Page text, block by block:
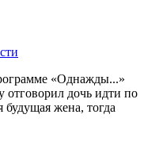
«Однажды...»
отговорил дочь идти по
будущая жена, тогда